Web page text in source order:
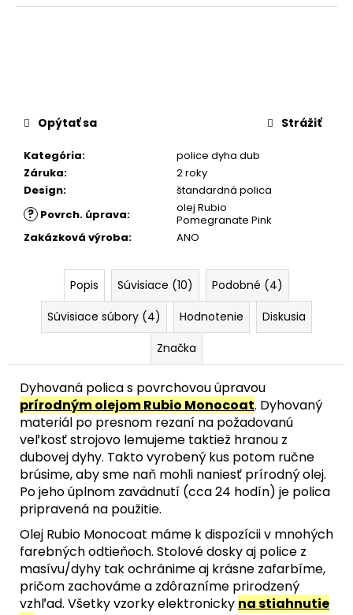
Kategória:
police dyha dub
Záruka:
2 roky
Design: štandardná polica
? Povrch. úprava:
olej Rubio
Pomegranate Pink
Zakázková výroba: ANO
Opýtať sa Strážiť
Popis Súvisiace (10)
Podobné (4)
Súvisiace súbory (4)
Hodnotenie
Diskusia
Značka
Dyhovaná polica s povrchovou úpravou
prírodným olejom Rubio Monocoat. Dyhovaný
materiál po presnom rezaní na požadovanú
veľkosť strojovo lemujeme taktiež hranou z
dubovej dyhy. Takto vyrobený kus potom ručne
brúsime, aby sme naň mohli naniesť prírodný olej.
Po jeho úplnom zavädnutí (cca 24 hodín) je polica
pripravená na použitie.
Olej Rubio Monocoat máme k dispozícii v mnohých
farebných odtieňoch. Stolové dosky aj police z
masívu/dyhy tak ochránime aj krásne zafarbíme,
pričom zachováme a zdôrazníme prirodzený
vzhľad. Všetky vzorky elektronicky na stiahnutie